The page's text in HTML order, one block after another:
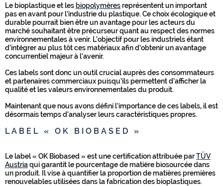
Le bioplastique et lesbiopolymèresreprésentent un important
pas en avant pour l’industrie du plastique. Ce choix écologique et
durable pourrait bien être un avantage pour les acteurs du
marché souhaitant être précurseur quant au respect des normes
environnementales à venir. L’objectif pour les industriels étant
d’intégrer au plus tôt ces matériaux afin d’obtenir un avantage
concurrentiel majeur à l’avenir.
Ces labels sont donc un outil crucial auprès des consommateurs
et partenaires commerciaux puisqu’ils permettent d’afficher la
qualité et les valeurs environnementales du produit.
Maintenant que nous avons défini l’importance de ces labels, il est
désormais temps d’analyser leurs caractéristiques propres.
LABEL « OK BIOBASED »
Le label « OK Biobased » est une certification attribuée parTÜV
Austriaqui garantit le pourcentage de matière biosourcée dans
un produit. Il vise à quantifier la proportion de matières premières
renouvelables utilisées dans la fabrication des bioplastiques.